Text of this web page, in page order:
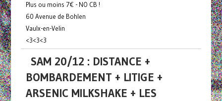
Plus ou moins 7€ - NO CB !
60 Avenue de Bohlen
Vaulx-en-Velin
<3<3<3
SAM 20/12 : DISTANCE +
BOMBARDEMENT + LITIGE +
ARSENIC MILKSHAKE + LES